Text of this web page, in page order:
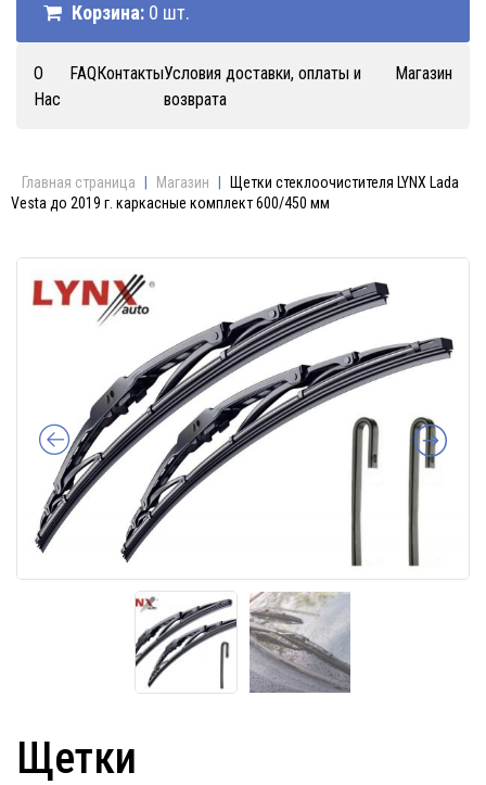
Корзина: 0 шт.
О
Нас
FAQКонтактыУсловия доставки, оплаты и
возврата
Магазин
Главная страница Магазин
Щетки стеклоочистителя LYNX Lada
Vesta до 2019 г. каркасные комплект 600/450 мм
Щетки